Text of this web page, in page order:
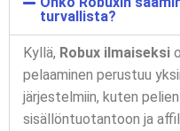
turvallista?
Kyllä, Robux ilmaiseksi
pelaaminen perustuu
järjestelmiin, kuten
sisällöntuotantoon ja